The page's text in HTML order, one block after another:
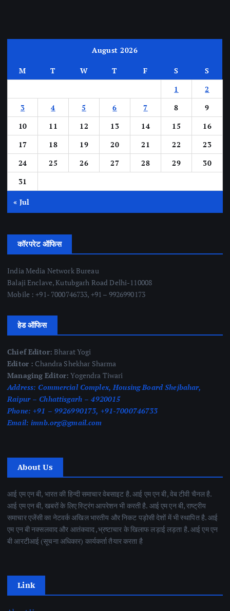
August 2026
M T W T F S
S
1
2
3
4 5 6 7 8
9
10
11 12 13 14 15
16
17
18 19 20 21 22
23
24
25 26 27 28 29
30
31
« Jul
कॉरपरेट ऑफिस
India Media Network Bureau
Balaji Enclave, Kutubgarh Road Delhi-110008
Mobile : +91- 7000746733, +91 – 9926990173
हेड ऑफिस
Chief Editor: Bharat Yogi
Editor : Chandra Shekhar Sharma
Managing Editor: Yogendra Tiwari
Address: Commercial Complex, Housing Board Shejbahar,
Raipur – Chhattisgarh – 4920015
Phone: +91 – 9926990173, +91-7000746733
Email: imnb.org@gmail.com
About Us
आई एम एन बी, भारत की हिन्दी समाचार वेबसाइट है. आई एम एन बी, वेब टीवी चैनल है.
आई एम एन बी, खबरों के लिए स्ट्रिंग आपरेशन भी करती है. आई एम एन बी, राष्ट्रीय
समाचार एजेंसी का नेटवर्क अखिल भारतीय और निकट पड़ोसी देशों में भी स्थापित है. आई
एम एन बी नक्सलवाद और आतंकवाद ,भ्रष्टाचार के खिलाफ लड़ाई लड़ता है. आई एम एन
बी आरटीआई (सूचना अधिकार) कार्यकर्ता तैयार करता है
Link